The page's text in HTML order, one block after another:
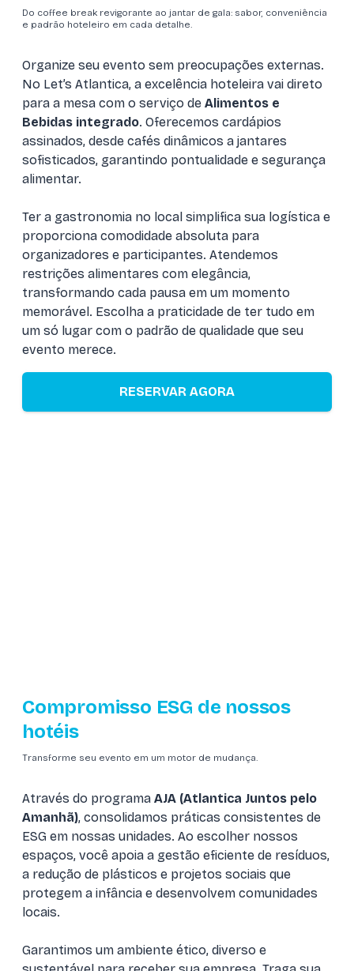
Do coffee break revigorante ao jantar de gala: sabor, conveniência
e padrão hoteleiro em cada detalhe.
Organize seu evento sem preocupações externas.
No Let’s Atlantica, a excelência hoteleira vai direto
para a mesa com o serviço de Alimentos e
Bebidas integrado. Oferecemos cardápios
assinados, desde cafés dinâmicos a jantares
sofisticados, garantindo pontualidade e segurança
alimentar.
Ter a gastronomia no local simplifica sua logística e
proporciona comodidade absoluta para
organizadores e participantes. Atendemos
restrições alimentares com elegância,
transformando cada pausa em um momento
memorável. Escolha a praticidade de ter tudo em
um só lugar com o padrão de qualidade que seu
evento merece.
RESERVAR AGORA
Compromisso ESG de nossos
hotéis
Transforme seu evento em um motor de mudança.
Através do programa AJA (Atlantica Juntos pelo
Amanhã), consolidamos práticas consistentes de
ESG em nossas unidades. Ao escolher nossos
espaços, você apoia a gestão eficiente de resíduos,
a redução de plásticos e projetos sociais que
protegem a infância e desenvolvem comunidades
locais.
Garantimos um ambiente ético, diverso e